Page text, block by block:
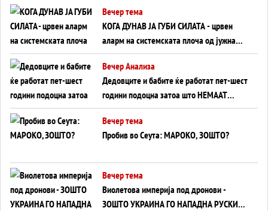
Вечер тема
КОГА ДУНАВ ЈА ГУБИ СИЛАТА - црвен
аларм на системската плоча од јужна
Германија до Црното Море...
Вечер Анализа
Дедовците и бабите ќе работат пет-шест
години подоцна затоа што НЕМААТ
ВНУЦИ ДА ГИ ЗАМЕНАТ
Вечер тема
Пробив во Сеута: МАРОКО, ЗОШТО?
Вечер тема
Виолетова империја под дронови -
ЗОШТО УКРАИНА ГО НАПАДНА РУСКИОТ